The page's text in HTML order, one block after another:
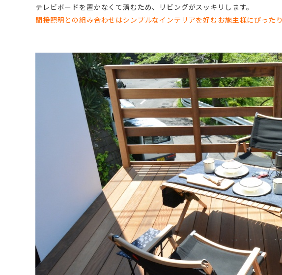
テレビボードを置かなくて済むため、リビングがスッキリします。
間接照明との組み合わせはシンプルなインテリアを好むお施主様にぴったり